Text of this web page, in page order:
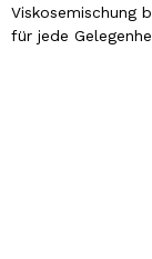
Viskosemischung
für jede